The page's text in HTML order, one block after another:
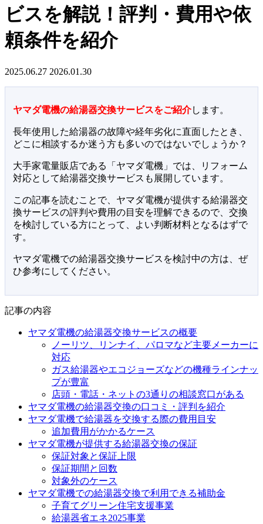
ビスを解説！評判・費用や依
頼条件を紹介
2025.06.27 2026.01.30
ヤマダ電機の給湯器交換サービスをご紹介します。
長年使用した給湯器の故障や経年劣化に直面したとき、
どこに相談するか迷う方も多いのではないでしょうか？
大手家電量販店である「ヤマダ電機」では、リフォーム
対応として給湯器交換サービスも展開しています。
この記事を読むことで、ヤマダ電機が提供する給湯器交
換サービスの評判や費用の目安を理解できるので、交換
を検討している方にとって、よい判断材料となるはずで
す。
ヤマダ電機での給湯器交換サービスを検討中の方は、ぜ
ひ参考にしてください。
記事の内容
ヤマダ電機の給湯器交換サービスの概要
ノーリツ、リンナイ、パロマなど主要メーカーに
対応
ガス給湯器やエコジョーズなどの機種ラインナッ
プが豊富
店頭・電話・ネットの3通りの相談窓口がある
ヤマダ電機の給湯器交換の口コミ・評判を紹介
ヤマダ電機で給湯器を交換する際の費用目安
追加費用がかかるケース
ヤマダ電機が提供する給湯器交換の保証
保証対象と保証上限
保証期間と回数
対象外のケース
ヤマダ電機での給湯器交換で利用できる補助金
子育てグリーン住宅支援事業
給湯器省エネ2025事業